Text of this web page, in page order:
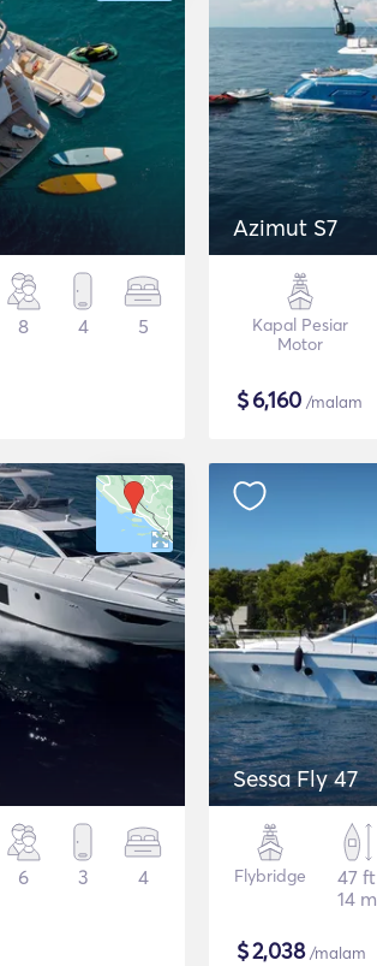
8 4 5
Azimut S7
Kapal Pesiar
Motor
$6,160 /malam
6 3 4
Sessa Fly 47
Flybridge
47 ft
14 m
$2,038/malam